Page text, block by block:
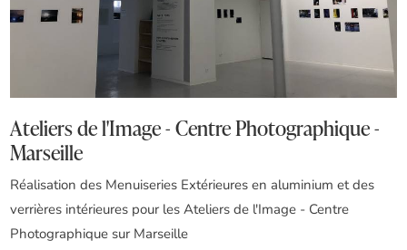
Ateliers de l'Image - Centre Photographique -
Marseille
Réalisation des Menuiseries Extérieures en aluminium et des
verrières intérieures pour les Ateliers de l'Image - Centre
Photographique sur Marseille